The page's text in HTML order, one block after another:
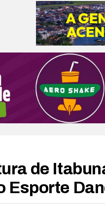
de
Esporte